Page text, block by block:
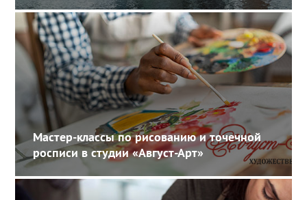
Мастер-классы по рисованию и точечной
росписи в студии «Август-Арт»